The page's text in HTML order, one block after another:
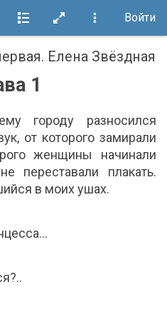
Войти
. Елена Звёздная
1
городу разносился
от которого замирали
женщины начинали
переставали плакать.
в моих ушах.